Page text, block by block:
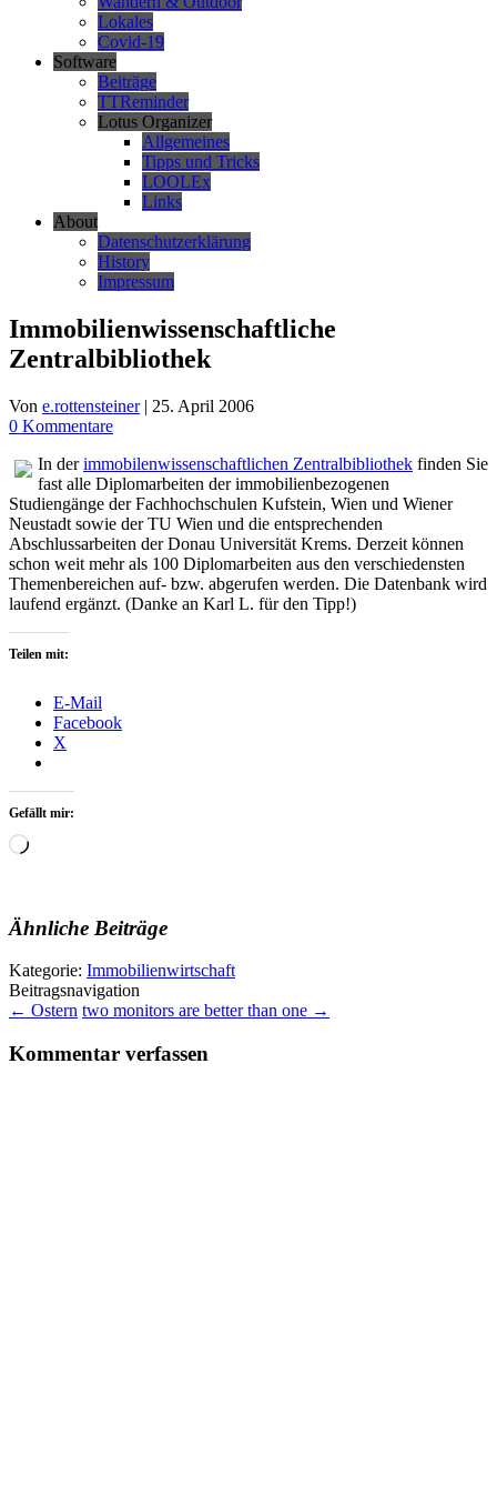
Lokales
Covid-19
Software
Beiträge
TTReminder
Lotus Organizer
Allgemeines
Tipps und Tricks
LOOLEx
Links
About
Datenschutzerklärung
History
Impressum
Immobilienwissenschaftliche
Zentralbibliothek
Von e.rottensteiner | 25. April 2006
0 Kommentare
In derimmobilenwissenschaftlichen Zentralbibliothek finden Sie
fast alle Diplomarbeiten der immobilienbezogenen
Studiengänge der Fachhochschulen Kufstein, Wien und Wiener
Neustadt sowie der TU Wien und die entsprechenden
Abschlussarbeiten der Donau Universität Krems. Derzeit können
schon weit mehr als 100 Diplomarbeiten aus den verschiedensten
Themenbereichen auf- bzw. abgerufen werden. Die Datenbank wird
laufend ergänzt. (Danke an Karl L. für den Tipp!)
Teilen mit:
E-Mail
Facebook
X
Gefällt mir:
Wird
Ähnliche Beiträge
Kategorie: Immobilienwirtschaft
Beitragsnavigation
← Ostern two monitors are better than one →
Kommentar verfassen